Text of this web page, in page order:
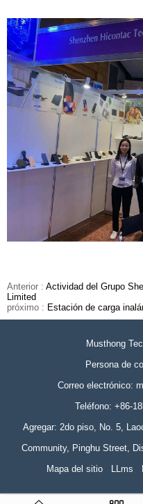
Anterior : Actividad del Grupo
Limited
próximo : Estación de carga
Musthong
Persona de
Correo electrónico:
Teléfono: +86-
Agregar: 2do piso, No. 5,
Community, Pinghu Street,
Mapa del sitio
LLms